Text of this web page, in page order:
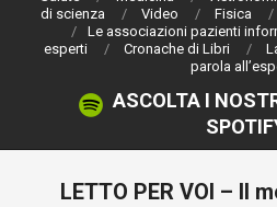
di scienza
Video Fisica
Le associazioni pazienti
esperti
Cronache di Libri
parola
ASCOLTA I
LETTO PER VOI – Il